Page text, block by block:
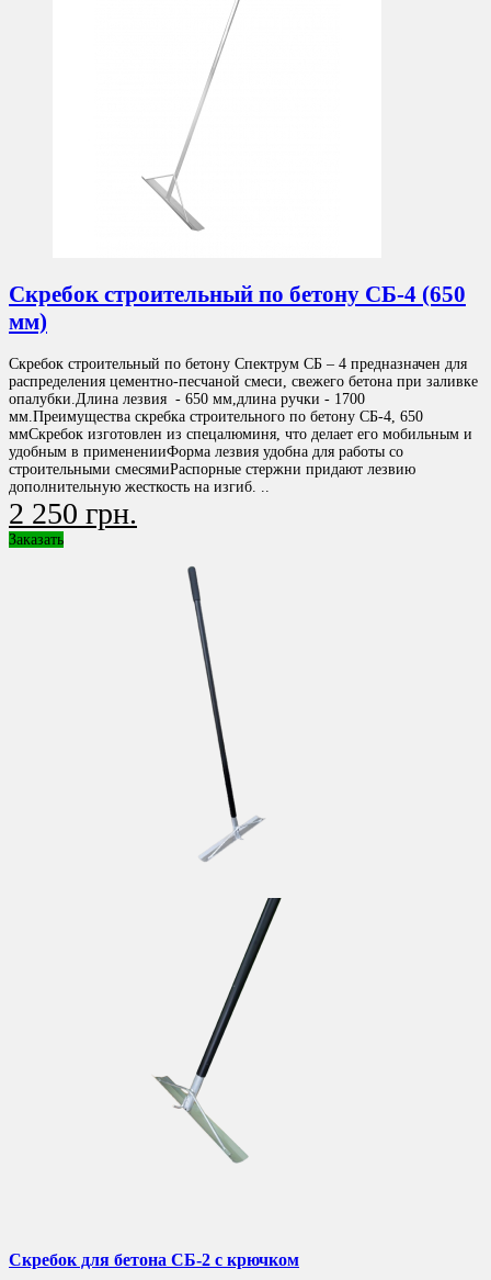
Скребок строительный по бетону СБ-4 (650
мм)
Скребок строительный по бетону Спектрум СБ – 4 предназначен для
распределения цементно-песчаной смеси, свежего бетона при заливке
опалубки.Длина лезвия - 650 мм,длина ручки - 1700
мм.Преимущества скребка строительного по бетону СБ-4, 650
ммСкребок изготовлен из спецалюминя, что делает его мобильным и
удобным в примененииФорма лезвия удобна для работы со
строительными смесямиРаспорные стержни придают лезвию
дополнительную жесткость на изгиб. ..
2 250 грн.
Заказать
Скребок для бетона СБ-2 с крючком